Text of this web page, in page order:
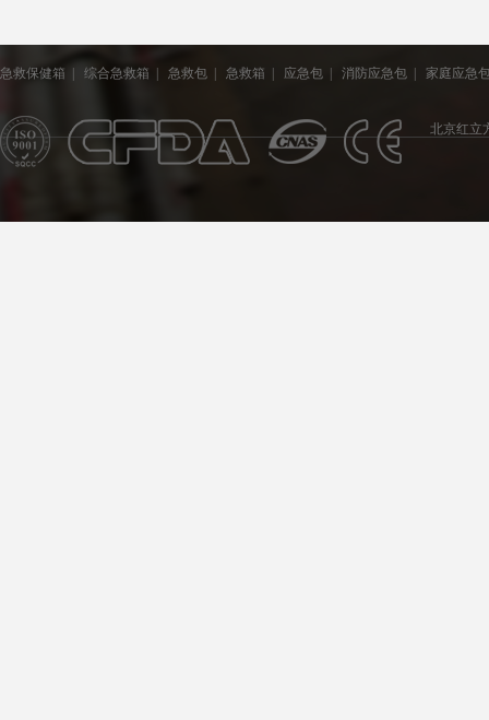
急救保健箱 综合急救箱 急救包 急救箱 应急包 消防应急包 家庭应急
北京红立